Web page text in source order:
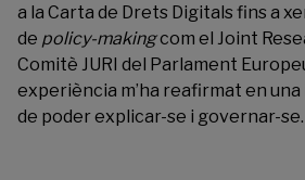
a la Carta de Drets Digitals fins a
de policy-makingcom el Joint
Comitè JURI del Parlament
experiència m’ha reafirmat en una
de poder explicar-se i governar-se.